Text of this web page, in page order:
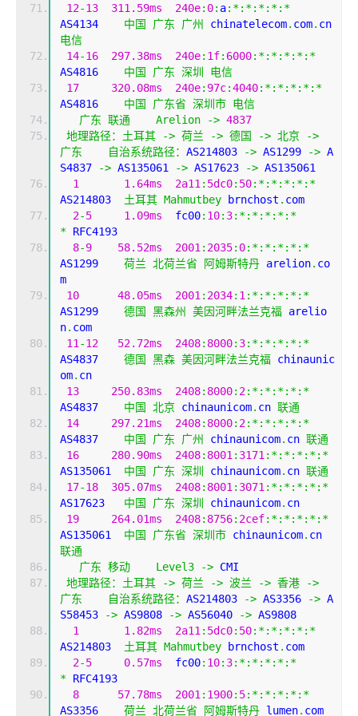
12-13 311.59ms 240e: 0: a:*:*:*:*:*
AS4134 中国 广东 广州 chinatelecom. com.
电信
14-16 297.38ms 240e: 1f: 6000:*:*:*:*:*
AS4816 中国 广东 深圳
电信
17
320.08ms 240e: 97c:4040:*:*:*:*:*
AS4816 中国 广东省 深圳市 电信
广东 联通 Arelion -> 4837
地理路径：土耳其
-> 荷兰 -> 德国 -> 北京
->
广东
自治系统路径： AS214803 -> AS1299 -> A
S4837
-> AS135061 -> AS17623 -> AS135061
1
1.64ms 2a11 : 5dc0: 50:*:*:*:*:*
AS214803 土耳其 Mahmutbey brnchost . com
2-5 1.09ms
  fc00
: 10: 3:*:*:*:*:*
* RFC4193
8-9 58.52ms 2001 : 2035: 0:*:*:*:*:*
AS1299 荷兰 北荷兰省 阿姆斯特丹 arelion. co
m
10
48.05ms 2001 : 2034: 1 :*:*:*:*:*
AS1299 德国 黑森州 美因河畔法兰克福 arelio
n. com
11 -12 52.72ms 2408: 8000: 3:*:*:*:*:*
AS4837 德国 黑森 美因河畔法兰克福 chinaunic
om. cn
13
250.83ms 2408: 8000: 2:*:*:*:*:*
AS4837 中国 北京 chinaunicom. cn 联通
14
297.21ms 2408: 8000: 2:*:*:*:*:*
AS4837 中国 广东 广州 chinaunicom. cn 联通
16
280.90ms 2408: 8001 : 3171 :*:*:*:*:*
AS135061 中国 广东 深圳 chinaunicom. cn 联通
17-18 305.07ms 2408: 8001 : 3071 :*:*:*:*:*
AS17623 中国 广东 深圳 chinaunicom. cn
19
264.01ms 2408: 8756: 2cef:*:*:*:*:*
AS135061 中国 广东省 深圳市 chinaunicom.
联通
广东 移动 Level3 -> CMI
地理路径：土耳其
-> 荷兰 -> 波兰 -> 香港
->
广东
自治系统路径： AS214803 -> AS3356 -> A
S58453
-> AS9808 -> AS56040 -> AS9808
1
1.82ms 2a11 : 5dc0: 50:*:*:*:*:*
AS214803 土耳其 Mahmutbey brnchost . com
2-5 0.57ms
  fc00
: 10: 3:*:*:*:*:*
* RFC4193
8
57.78ms 2001 : 1900: 5:*:*:*:*:*
AS3356 荷兰 北荷兰省 阿姆斯特丹 lumen. com